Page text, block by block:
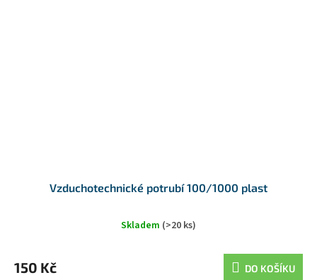
Vzduchotechnické potrubí 100/1000 plast
Skladem (>20 ks)
150 Kč DO KOŠÍKU